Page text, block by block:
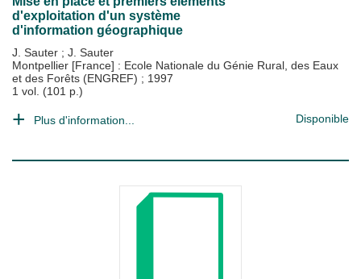
d'exploitation d'un système
d'information géographique
J. Sauter ; J. Sauter
Montpellier [France] : Ecole Nationale du Génie Rural, des Eaux
et des Forêts (ENGREF) ; 1997
1 vol. (101 p.)
Plus d'information... Disponible